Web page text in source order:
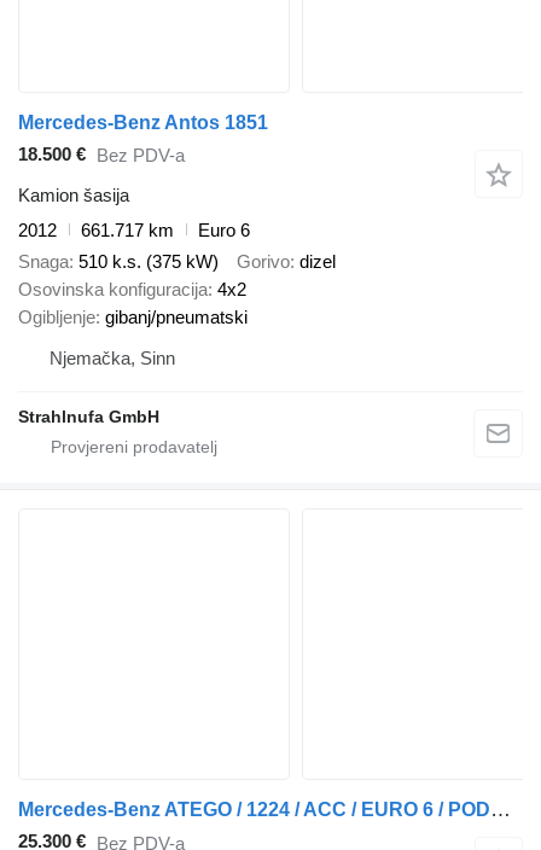
Mercedes-Benz Antos 1851
18.500 € Bez PDV-a
Kamion šasija
2012
661.717 km
Euro 6
Snaga 510 k.s. (375 kW) Gorivo dizel
Osovinska konfiguracija 4x2
Ogibljenje gibanj/pneumatski
Njemačka, Sinn
Strahlnufa GmbH
Mercedes-Benz ATEGO / 1224 / ACC / EURO 6 / PODWOZIE DO ZABUDOWY / DŁ. 4,8 M
25.300 € Bez PDV-a